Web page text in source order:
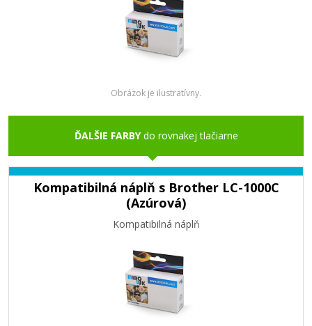
Obrázok je ilustratívny.
ĎALŠIE FARBYdo rovnakej tlačiarne
Kompatibilná náplň s Brother LC-1000C
(Azúrová)
Kompatibilná náplň